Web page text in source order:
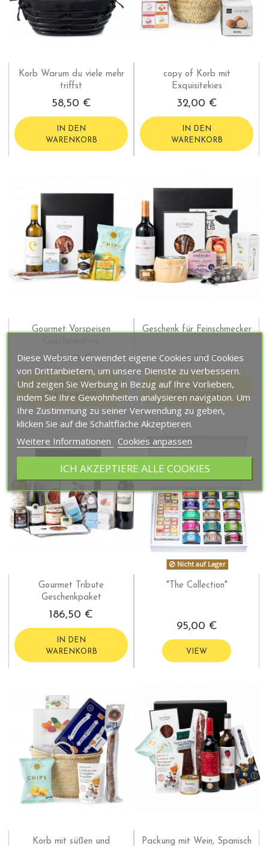
Korb Warum du viele mehr
triffst
58,50 €
IN DEN
WARENKORB
copy of Korb mit
Exquisitekies
32,00 €
IN DEN
WARENKORB
Gourmet Vorspeisen
66,20 €
IN DEN
WARENKORB
Geschenk für Feinschmecker
145,00 €
IN DEN
WARENKORB
Gourmet Tribute
Geschenkpaket
186,50 €
IN DEN
WARENKORB
Nicht auf Lager
"The Collection"
95,00 €
VIEW
Korb mit süßen und Packung mit Wein, Spanisch
Diese Website verwendet eigene Cookies und Cookies
von Drittanbietern, um unsere Dienste zu verbessern.
Und zeigen Sie Werbung in Bezug auf Ihre Vorlieben,
indem Sie Ihre Gewohnheiten analysieren navigation. Um
Ihre Zustimmung zu seiner Verwendung zu geben,
klicken Sie auf die Schaltfläche Akzeptieren.
Weitere Informationen
Cookies anpassen
ICH AKZEPTIERE ALLE COOKIES